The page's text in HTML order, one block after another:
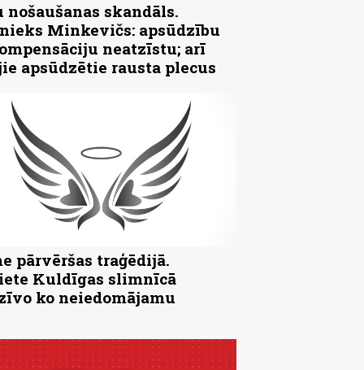
nošaušanas skandāls.
Minkevičs: apsūdzību
neatzīstu; arī
apsūdzētie rausta plecus
pārvēršas traģēdijā.
Kuldīgas slimnīcā
ko neiedomājamu